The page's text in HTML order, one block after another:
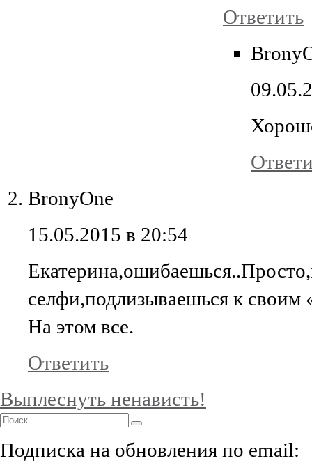
Ответить
BronyOne
15.05.2015 в 20:54
селфи,подлизываешься к
На этом все.
Ответить
Выплеснуть ненависть!
Подписка на обновления по email: